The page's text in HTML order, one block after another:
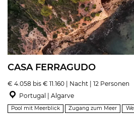
CASA FERRAGUDO
€ 4.058 bis € 11.160 | Nacht | 12 Personen
Portugal | Algarve
Pool mit Meerblick Zugang zum Meer